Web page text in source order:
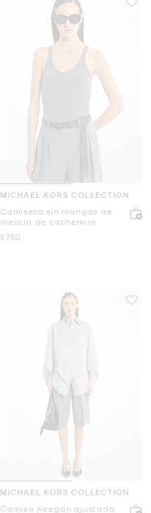
MICHAEL KORS COLLECTION
Camiseta sin mangas de
mezcla de cachemira
Ahora
$750
MICHAEL KORS COLLECTION
Camisa Keegan ajustada